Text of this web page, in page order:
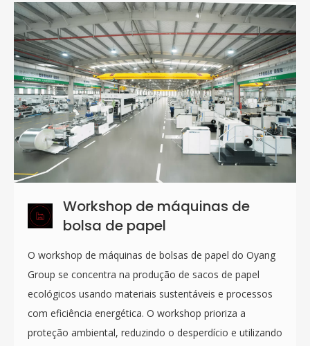
Workshop de máquinas de
bolsa de papel
O workshop de máquinas de bolsas de papel do Oyang
Group se concentra na produção de sacos de papel
ecológicos usando materiais sustentáveis ​​e processos
com eficiência energética. O workshop prioriza a
proteção ambiental, reduzindo o desperdício e utilizando